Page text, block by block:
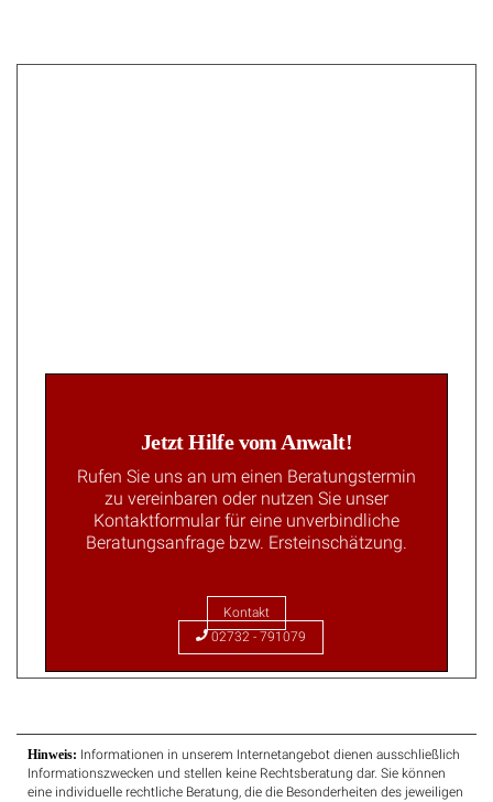
Jetzt Hilfe vom Anwalt!
Rufen Sie uns an um einen Beratungstermin
zu vereinbaren oder nutzen Sie unser
Kontaktformular für eine unverbindliche
Beratungsanfrage bzw. Ersteinschätzung.
Kontakt
02732 - 791079
Hinweis: Informationen in unserem Internetangebot dienen ausschließlich
Informationszwecken und stellen keine Rechtsberatung dar. Sie können
eine individuelle rechtliche Beratung, die die Besonderheiten des jeweiligen